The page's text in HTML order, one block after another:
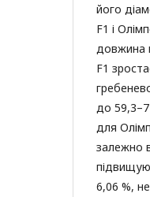
його
F1 і
довжина
F1
до
для
залежно
6,06 %,